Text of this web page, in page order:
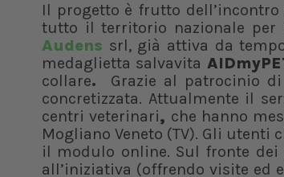
Il progetto è frutto dell’incontro
tutto il territorio nazionale per
Audens srl, già attiva da
medaglietta salvavita
collare. Grazie al patrocinio di
concretizzata. Attualmente il
centri veterinari, che hanno
Mogliano Veneto (TV). Gli utenti
il modulo online. Sul fronte
all’iniziativa (offrendo visite ed